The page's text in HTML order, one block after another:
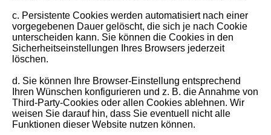
c. Persistente Cookies werden automatisiert nach einer
vorgegebenen Dauer gelöscht, die sich je nach Cookie
unterscheiden kann. Sie können die Cookies in den
Sicherheitseinstellungen Ihres Browsers jederzeit
löschen.
d. Sie können Ihre Browser-Einstellung entsprechend
Ihren Wünschen konfigurieren und z. B. die Annahme von
Third-Party-Cookies oder allen Cookies ablehnen. Wir
weisen Sie darauf hin, dass Sie eventuell nicht alle
Funktionen dieser Website nutzen können.